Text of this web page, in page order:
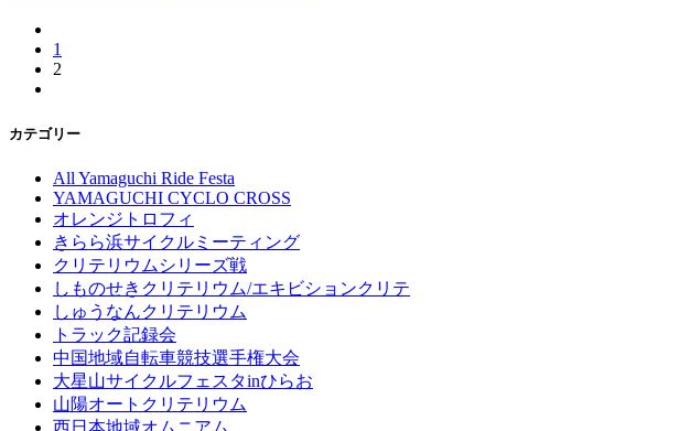
1
2
カテゴリー
All Yamaguchi Ride Festa
YAMAGUCHI CYCLO CROSS
オレンジトロフィ
きらら浜サイクルミーティング
クリテリウムシリーズ戦
しものせきクリテリウム/エキビションクリテ
しゅうなんクリテリウム
トラック記録会
中国地域自転車競技選手権大会
大星山サイクルフェスタinひらお
山陽オートクリテリウム
西日本地域オムニアム